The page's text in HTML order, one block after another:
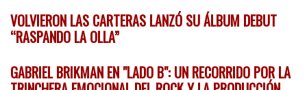
VOLVIERON LAS CARTERAS LANZÓ SU ÁLBUM DEBUT
“RASPANDO LA OLLA”
GABRIEL BRIKMAN EN "LADO B": UN RECORRIDO POR LA